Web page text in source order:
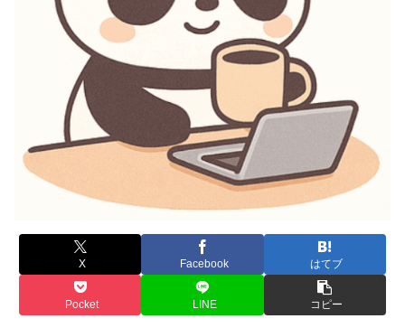
X Facebook はてブ
Pocket LINE コピー